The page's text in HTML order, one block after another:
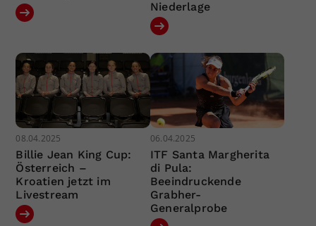
Niederlage
08.04.2025
Billie Jean King Cup:
Österreich –
Kroatien jetzt im
Livestream
06.04.2025
ITF Santa Margherita
di Pula:
Beeindruckende
Grabher-
Generalprobe